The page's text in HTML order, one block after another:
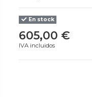
En stock
605,00 €
IVA incluidos